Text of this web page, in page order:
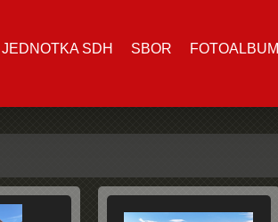
JEDNOTKA SDH SBOR FOTOALBUM